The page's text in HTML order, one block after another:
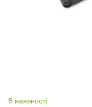
В наявності